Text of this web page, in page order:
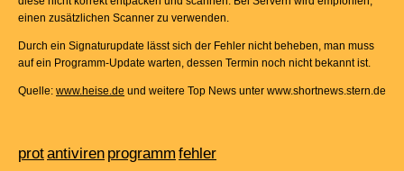
einen zusätzlichen Scanner zu verwenden.
Durch ein Signaturupdate lässt sich der Fehler nicht beheben, man muss
auf ein Programm-Update warten, dessen Termin noch nicht bekannt ist.
Quelle: www.heise.de und weitere Top News unter www.shortnews.stern.de
protantiviren programm fehler